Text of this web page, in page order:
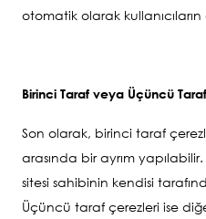
otomatik olarak
Birinci Taraf veya Üçüncü
Son olarak, birinci taraf
arasında bir ayrım
sitesi sahibinin kendisi
Üçüncü taraf çerezleri ise